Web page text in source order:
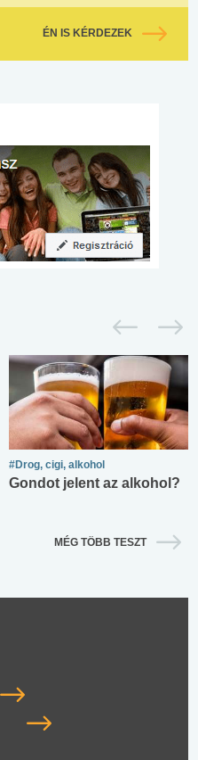
ÉN IS KÉRDEZEK
#Drog, cigi, alkohol
Gondot jelent az alkohol?
MÉG TÖBB TESZT